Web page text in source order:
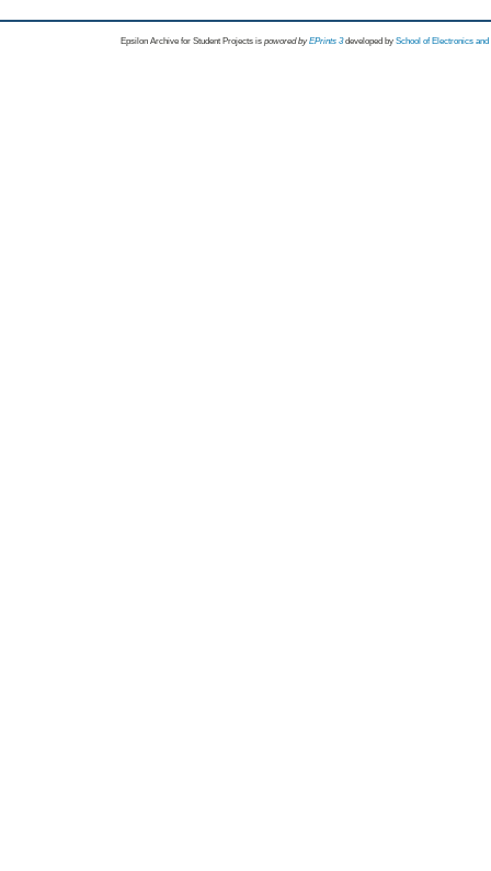
Epsilon Archive for Student Projects is powored byEPrints 3 developed by School of Electronics